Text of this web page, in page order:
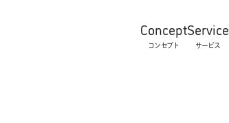
Concept
コンセプト
Service
サービス